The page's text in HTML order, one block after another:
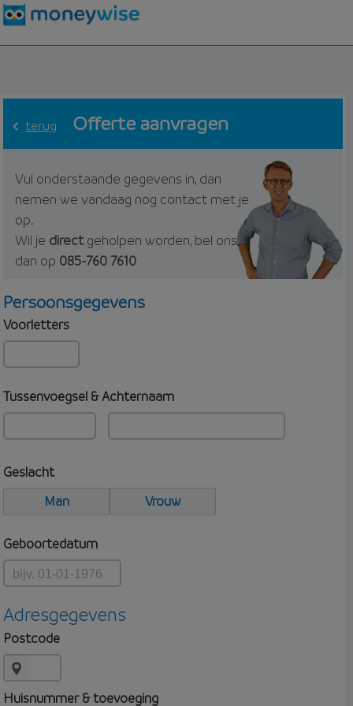
terug Offerte aanvragen
Vul onderstaande gegevens in, dan
nemen we vandaag nog contact met je
op.
Wil je directgeholpen worden, bel ons
dan op 085-760 7610
Persoonsgegevens
Voorletters
Tussenvoegsel & Achternaam
Geslacht
Man
Vrouw
Geboortedatum
Adresgegevens
Postcode
Huisnummer & toevoeging